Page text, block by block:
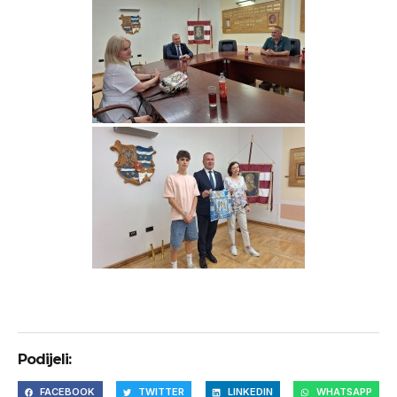
Podijeli:
FACEBOOK TWITTER LINKEDIN WHATSAPP